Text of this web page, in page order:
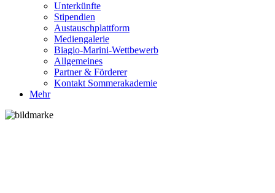
Unterkünfte
Stipendien
Austauschplattform
Mediengalerie
Biagio-Marini-Wettbewerb
Allgemeines
Partner & Förderer
Kontakt Sommerakademie
Mehr